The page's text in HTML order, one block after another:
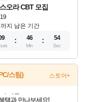
오라 CBT 모집
지 남은 기간
46
Min
53
Sec
스팀) 스토어+
년 기념 할인 중!